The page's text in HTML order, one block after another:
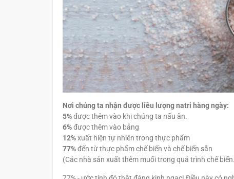
Nơi chúng ta nhận được liều lượng natri hàng ngày:
5%được thêm vào khi chúng ta nấu ăn.
6%được thêm vào bảng
12%xuất hiện tự nhiên trong thực phẩm
77%đến từ thực phẩm chế biến và chế biến sẵn
(Các nhà sản xuất thêm muối trong quá trình chế